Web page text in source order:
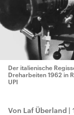
Der italienische
Dreharbeiten 1962 in
UPI
Von Laf Überland |